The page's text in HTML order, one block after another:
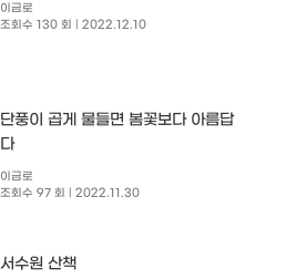
이금로
조회수 130 회
| 2022.12.10
단풍이 곱게 물들면 봄꽃보다 아름답
다
이금로
조회수 97 회
| 2022.11.30
서수원 산책